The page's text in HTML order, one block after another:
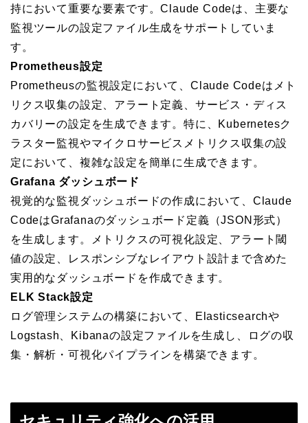
持において重要な要素です。Claude Codeは、主要な
監視ツールの設定ファイル生成をサポートしていま
す。
Prometheus設定
Prometheusの監視設定において、Claude Codeはメト
リクス収集の設定、アラート定義、サービス・ディス
カバリーの設定を生成できます。特に、Kubernetesク
ラスター監視やマイクロサービスメトリクス収集の設
定において、複雑な設定を簡単に生成できます。
Grafana ダッシュボード
視覚的な監視ダッシュボードの作成において、Claude
CodeはGrafanaのダッシュボード定義（JSON形式）
を生成します。メトリクスの可視化設定、アラート閾
値の設定、レスポンシブなレイアウト設計まで含めた
実用的なダッシュボードを作成できます。
ELK Stack設定
ログ管理システムの構築において、Elasticsearchや
Logstash、Kibanaの設定ファイルを生成し、ログの収
集・解析・可視化パイプラインを構築できます。